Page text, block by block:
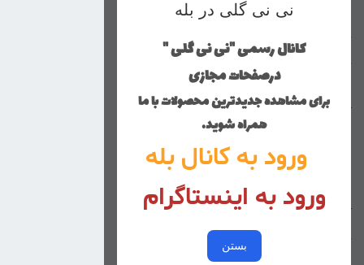
نی نی گلی در بله
کانال رسمی "نی نی گلی "
درصفحات مجازی
برای مشاهده جدیدترین محصولات با ما
همراه شوید.
ورود به کانال بله
ورود به اینستاگرام
بستن
خانه
کوچولوهای نی نی گلی
تماس با ما
کد پیگیری سفارشات
خرید عمده